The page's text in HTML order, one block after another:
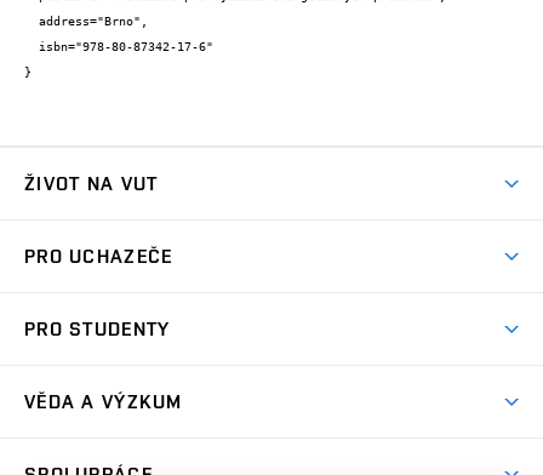
}
ŽIVOT NA VUT
Koleje
Sport na VUT
PRO UCHAZEČE
Dny otevřených dveří
PRO STUDENTY
Harmonogram akademického roku
Zpracování osobních údajů studentů
Sociální bezpečí
VĚDA A VÝZKUM